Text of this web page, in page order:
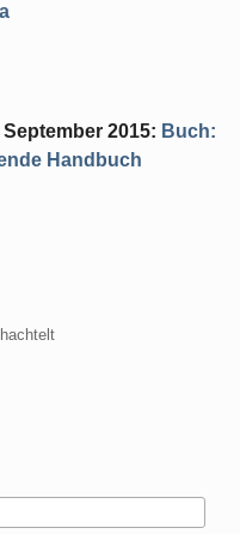
2015: Buch:
Handbuch